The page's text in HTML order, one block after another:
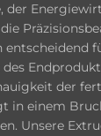
der
entscheidend
der
in einem
Unsere